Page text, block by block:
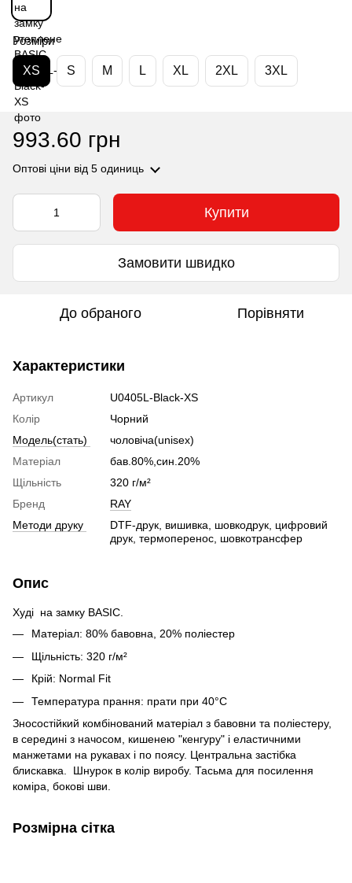
Розміри
XS S M L XL 2XL 3XL
993.60 грн
Оптові ціни від 5 одиниць
Купити
Замовити швидко
До обраного Порівняти
Характеристики
Артикул
U0405L-Black-XS
Колір
Чорний
Модель(стать)
чоловіча(unisex)
Матеріал
бав.80%,син.20%
Щільність
320 г/м²
Бренд
RAY
Методи друку
DTF-друк, вишивка, шовкодрук, цифровий
друк, термоперенос, шовкотрансфер
Опис
Худі на замку BASIC.
Матеріал: 80% бавовна, 20% поліестер
Щільність: 320 г/м²
Крій: Normal Fit
Температура прання: прати при 40°C
Зносостійкий комбінований матеріал з бавовни та поліестеру,
в середині з начосом, кишенею "кенгуру" і еластичними
манжетами на рукавах і по поясу. Центральна застібка
блискавка. Шнурок в колір виробу. Тасьма для посилення
коміра, бокові шви.
Розмірна сітка